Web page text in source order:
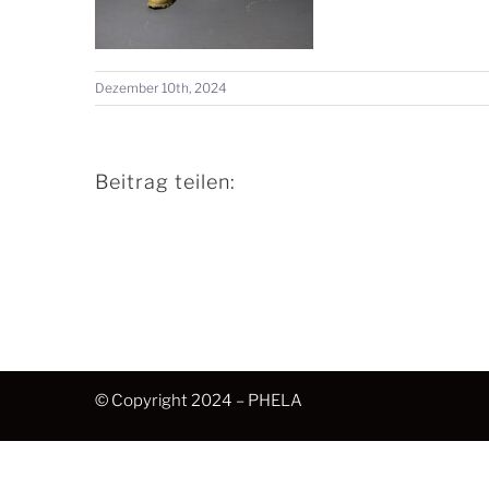
Dezember 10th, 2024
Beitrag teilen:
© Copyright 2024 – PHELA